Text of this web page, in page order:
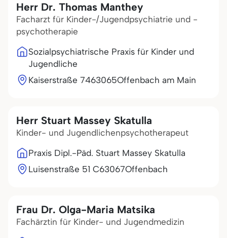
Herr Dr. Thomas Manthey
Facharzt für Kinder-/Jugendpsychiatrie und -
psychotherapie
Sozialpsychiatrische Praxis für Kinder und
Jugendliche
Kaiserstraße 7463065Offenbach am Main
Herr Stuart Massey Skatulla
Kinder- und Jugendlichenpsychotherapeut
Praxis Dipl.-Päd. Stuart Massey Skatulla
Luisenstraße 51 C63067Offenbach
Frau Dr. Olga-Maria Matsika
Fachärztin für Kinder- und Jugendmedizin